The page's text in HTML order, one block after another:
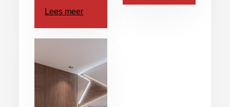
Lees meer